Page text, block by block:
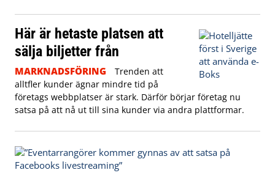
Här är hetaste platsen att
sälja biljetter från
MARKNADSFÖRING
Trenden att
alltfler kunder ägnar mindre tid på
företags webbplatser är stark. Därför börjar företag nu
satsa på att nå ut till sina kunder via andra plattformar.